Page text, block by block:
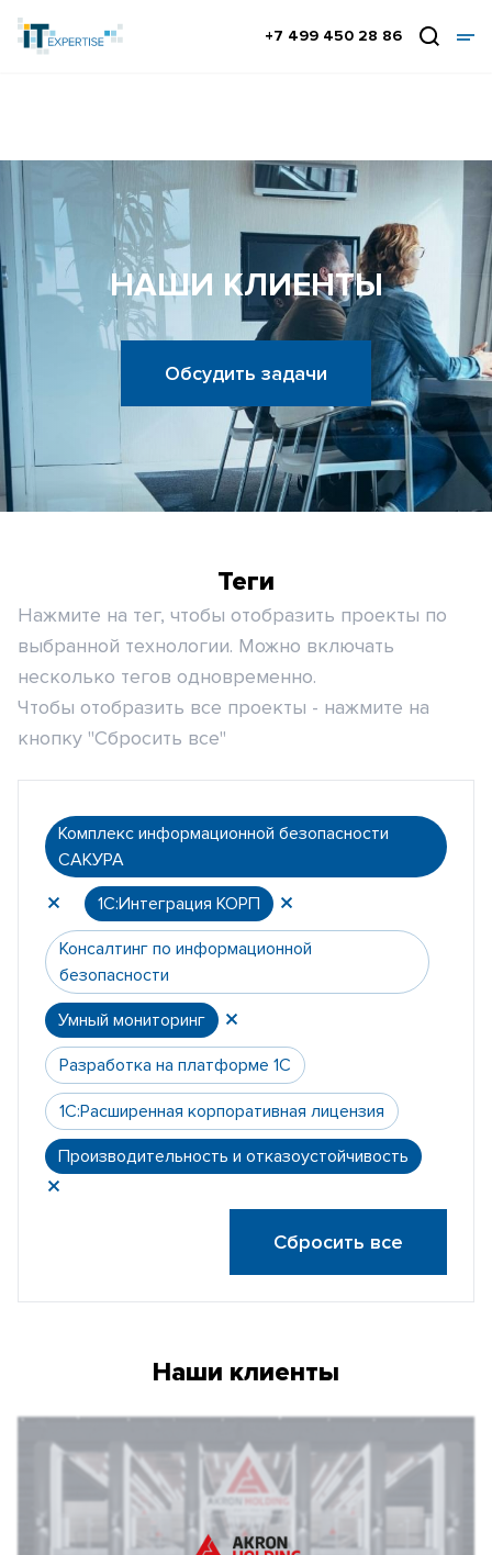
+7 499 450 28 86
НАШИ КЛИЕНТЫ
Обсудить задачи
Теги
Нажмите на тег, чтобы отобразить проекты по
выбранной технологии. Можно включать
несколько тегов одновременно.
Чтобы отобразить все проекты - нажмите на
кнопку "Сбросить все"
Комплекс информационной безопасности
САКУРА
1С:Интеграция КОРП
Консалтинг по информационной
безопасности
Умный мониторинг
Разработка на платформе 1С
1С:Расширенная корпоративная лицензия
Производительность и отказоустойчивость
Сбросить все
Наши клиенты